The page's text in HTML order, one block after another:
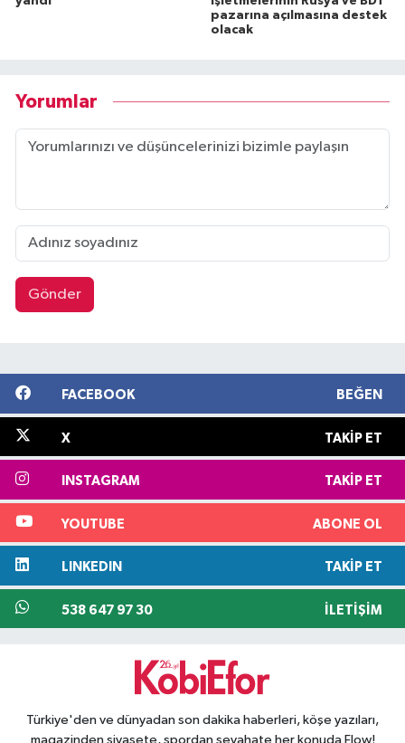
pazarına açılmasına destek
olacak
Yorumlar
Gönder
FACEBOOK BEĞEN
X TAKIP ET
INSTAGRAM TAKIP ET
YOUTUBE ABONE OL
LINKEDIN TAKIP ET
538 647 97 30 İLETIŞIM
Türkiye'den ve dünyadan son dakika haberleri, köşe yazıları,
magazinden siyasete, spordan seyahate her konuda Flow!